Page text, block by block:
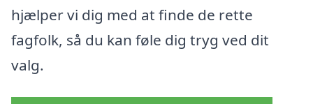
hjælper vi dig med at finde de rette
fagfolk, så du kan føle dig tryg ved dit
valg.